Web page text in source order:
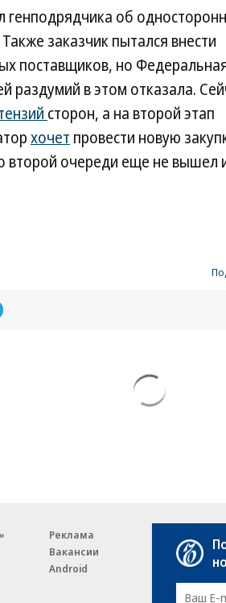
об
заказчик пытался внести
поставщиков, но
раздумий в этом отказала.
сторон, а на второй этап
хочет провести новую
второй очереди еще не вышел
Реклама
Вакансии
Android
E-mail